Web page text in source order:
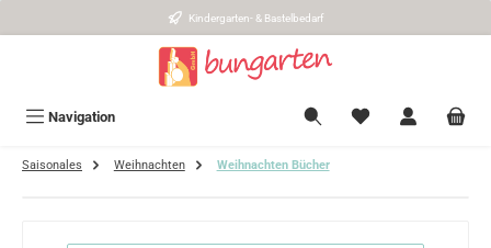
Kindergarten- & Bastelbedarf
Navigation
Saisonales Weihnachten Weihnachten Bücher